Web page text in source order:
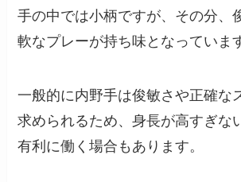
手の中では小柄ですが、その分、
軟なプレーが持ち味となっていま
一般的に内野手は俊敏さや正確な
求められるため、身長が高すぎな
有利に働く場合もあります。